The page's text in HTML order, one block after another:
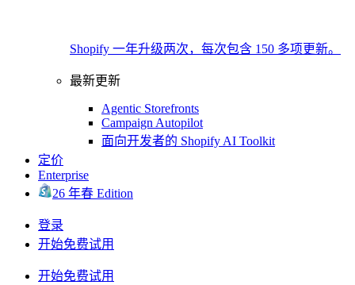
Shopify 一年升级两次，每次包含 150 多项更新。
最新更新
Agentic Storefronts
Campaign Autopilot
面向开发者的 Shopify AI Toolkit
定价
Enterprise
26 年春 Edition
登录
开始免费试用
开始免费试用